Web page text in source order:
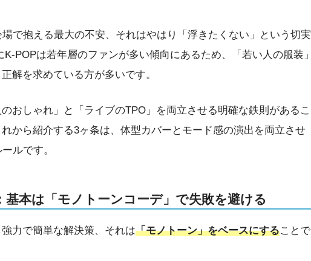
で抱える最大の不安、それはやはり「浮きたくない」という切実
POPは若年層のファンが多い傾向にあるため、「若い人の服装」
解を求めている方が多いです。
おしゃれ」と「ライブのTPO」を両立させる明確な鉄則があるこ
から紹介する3ヶ条は、体型カバーとモード感の演出を両立させ
ルです。
基本は「モノトーンコーデ」で失敗を避ける
強力で簡単な解決策、それは「モノトーン」をベースにすることで